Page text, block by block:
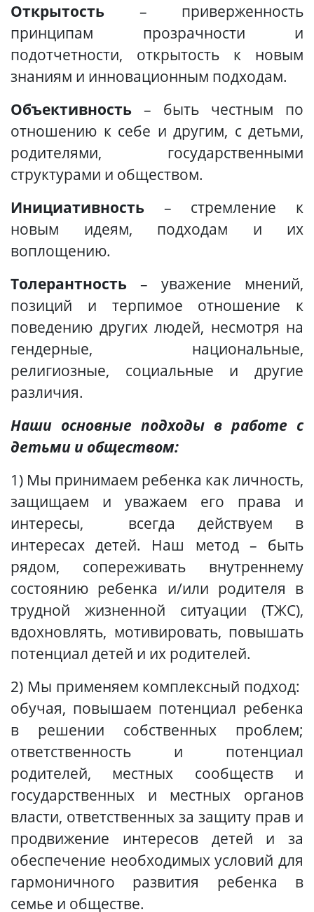
Открытость – приверженность
принципам прозрачности и
подотчетности, открытость к новым
знаниям и инновационным подходам.
Объективность – быть честным по
отношению к себе и другим, с детьми,
родителями, государственными
структурами и обществом.
Инициативность – стремление к
новым идеям, подходам и их
воплощению.
Толерантность – уважение мнений,
позиций и терпимое отношение к
поведению других людей, несмотря на
гендерные, национальные,
религиозные, социальные и другие
различия.
Наши основные подходы в работе с
детьми и обществом:
1) Мы принимаем ребенка как личность,
защищаем и уважаем его права и
интересы, всегда действуем в
интересах детей. Наш метод – быть
рядом, сопереживать внутреннему
состоянию ребенка и/или родителя в
трудной жизненной ситуации (ТЖС),
вдохновлять, мотивировать, повышать
потенциал детей и их родителей.
2) Мы применяем комплексный подход:
обучая, повышаем потенциал ребенка
в решении собственных проблем;
ответственность и потенциал
родителей, местных сообществ и
государственных и местных органов
власти, ответственных за защиту прав и
продвижение интересов детей и за
обеспечение необходимых условий для
гармоничного развития ребенка в
семье и обществе.